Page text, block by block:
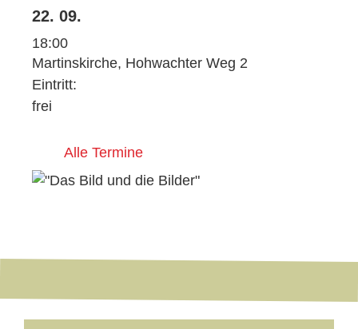
22. 09.
18:00
Martinskirche, Hohwachter Weg 2
Eintritt:
frei
Alle Termine